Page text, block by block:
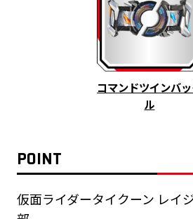
コマンドツインバ
ル
POINT
仮面ライダータイクーン レイ